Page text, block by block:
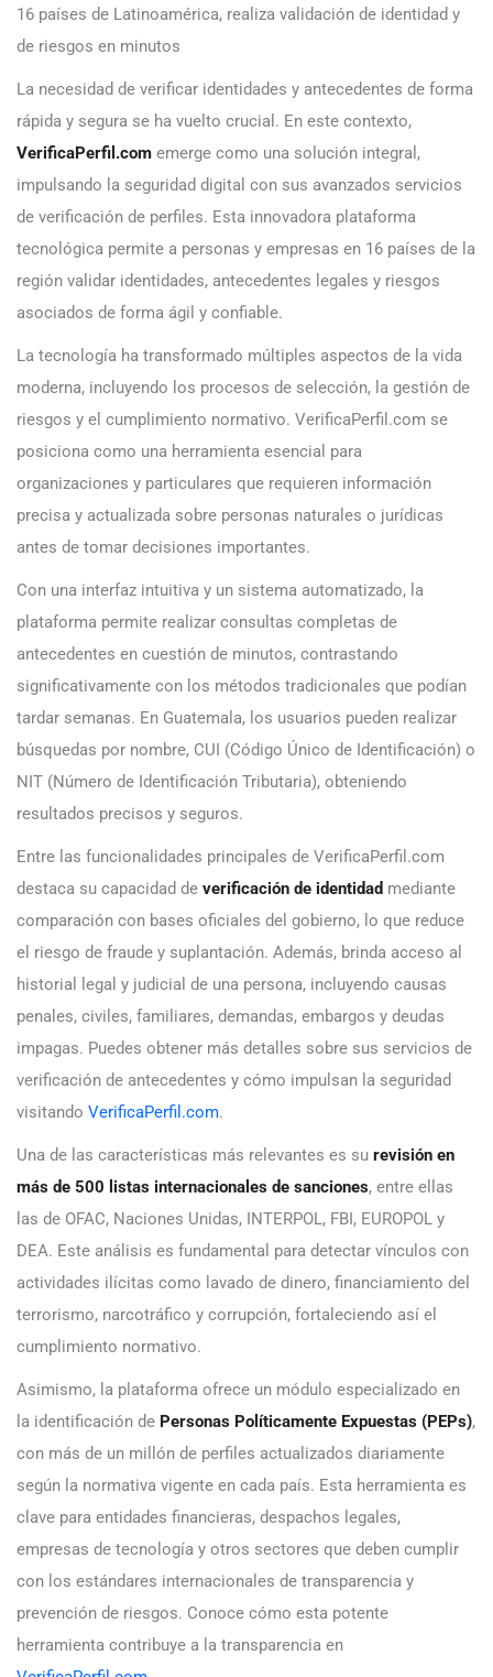
16 países de Latinoamérica, realiza validación de identidad y
de riesgos en minutos
La necesidad de verificar identidades y antecedentes de forma
rápida y segura se ha vuelto crucial. En este contexto,
VerificaPerfil.com emerge como una solución integral,
impulsando la seguridad digital con sus avanzados servicios
de verificación de perfiles. Esta innovadora plataforma
tecnológica permite a personas y empresas en 16 países de la
región validar identidades, antecedentes legales y riesgos
asociados de forma ágil y confiable.
La tecnología ha transformado múltiples aspectos de la vida
moderna, incluyendo los procesos de selección, la gestión de
riesgos y el cumplimiento normativo. VerificaPerfil.com se
posiciona como una herramienta esencial para
organizaciones y particulares que requieren información
precisa y actualizada sobre personas naturales o jurídicas
antes de tomar decisiones importantes.
Con una interfaz intuitiva y un sistema automatizado, la
plataforma permite realizar consultas completas de
antecedentes en cuestión de minutos, contrastando
significativamente con los métodos tradicionales que podían
tardar semanas. En Guatemala, los usuarios pueden realizar
búsquedas por nombre, CUI (Código Único de Identificación) o
NIT (Número de Identificación Tributaria), obteniendo
resultados precisos y seguros.
Entre las funcionalidades principales de VerificaPerfil.com
destaca su capacidad de verificación de identidad mediante
comparación con bases oficiales del gobierno, lo que reduce
el riesgo de fraude y suplantación. Además, brinda acceso al
historial legal y judicial de una persona, incluyendo causas
penales, civiles, familiares, demandas, embargos y deudas
impagas. Puedes obtener más detalles sobre sus servicios de
verificación de antecedentes y cómo impulsan la seguridad
visitando VerificaPerfil.com.
Una de las características más relevantes es su revisión en
más de 500 listas internacionales de sanciones, entre ellas
las de OFAC, Naciones Unidas, INTERPOL, FBI, EUROPOL y
DEA. Este análisis es fundamental para detectar vínculos con
actividades ilícitas como lavado de dinero, financiamiento del
terrorismo, narcotráfico y corrupción, fortaleciendo así el
cumplimiento normativo.
Asimismo, la plataforma ofrece un módulo especializado en
la identificación de Personas Políticamente Expuestas (PEPs),
con más de un millón de perfiles actualizados diariamente
según la normativa vigente en cada país. Esta herramienta es
clave para entidades financieras, despachos legales,
empresas de tecnología y otros sectores que deben cumplir
con los estándares internacionales de transparencia y
prevención de riesgos. Conoce cómo esta potente
herramienta contribuye a la transparencia en